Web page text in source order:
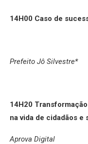
14H00 Caso de
Prefeito Jô Silvestre*
14H20
na vida de cidadãos e
Aprova Digital